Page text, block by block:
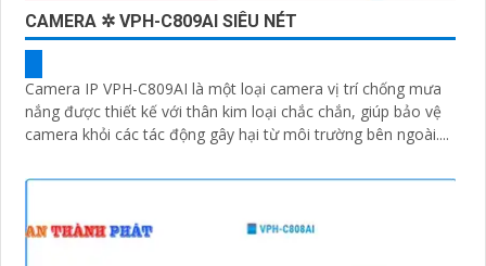
CAMERA ✲ VPH-C809AI SIÊU NÉT
Camera IP VPH-C809AI là một loại camera vị trí chống mưa
nắng được thiết kế với thân kim loại chắc chắn, giúp bảo vệ
camera khỏi các tác động gây hại từ môi trường bên ngoài....